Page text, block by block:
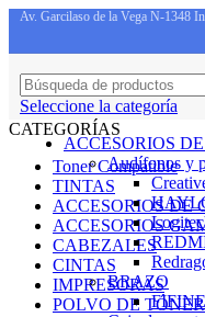
Av. Garcilaso de la Vega N-1348
Seleccione la categoría
ACCESORIOS
Audífonos y
BRAZO
FIFINE
CATEGORÍAS
Toner Compatible
TINTAS
ACCESORIOS DE
ACCESORIOS
CABEZALES
CINTAS
IMPRESORAS
POLVO DE TÓNER